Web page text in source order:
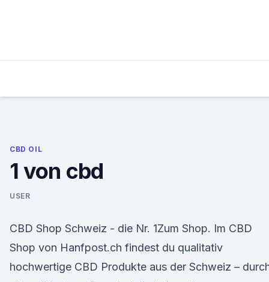
CBD OIL
1 von cbd
USER
CBD Shop Schweiz - die Nr. 1Zum Shop. Im CBD
Shop von Hanfpost.ch findest du qualitativ
hochwertige CBD Produkte aus der Schweiz –